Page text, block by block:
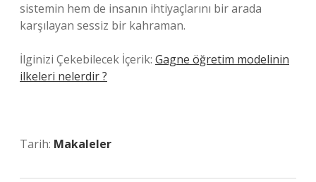
sistemin hem de insanın ihtiyaçlarını bir arada
karşılayan sessiz bir kahraman.
İlginizi Çekebilecek İçerik: Gagne öğretim modelinin
ilkeleri nelerdir ?
Tarih: Makaleler